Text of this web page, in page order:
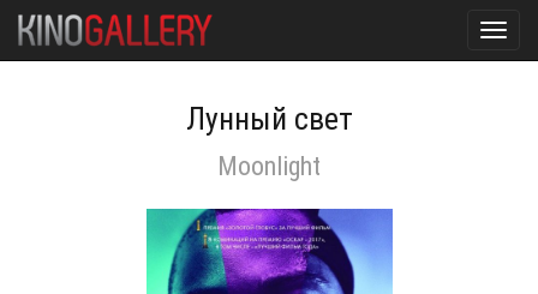
Лунный свет
Moonlight